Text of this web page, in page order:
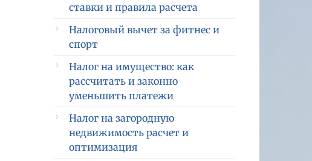
ставки и правила расчета
Налоговый вычет за фитнес и
спорт
Налог на имущество: как
рассчитать и законно
уменьшить платежи
Налог на загородную
недвижимость расчет и
оптимизация